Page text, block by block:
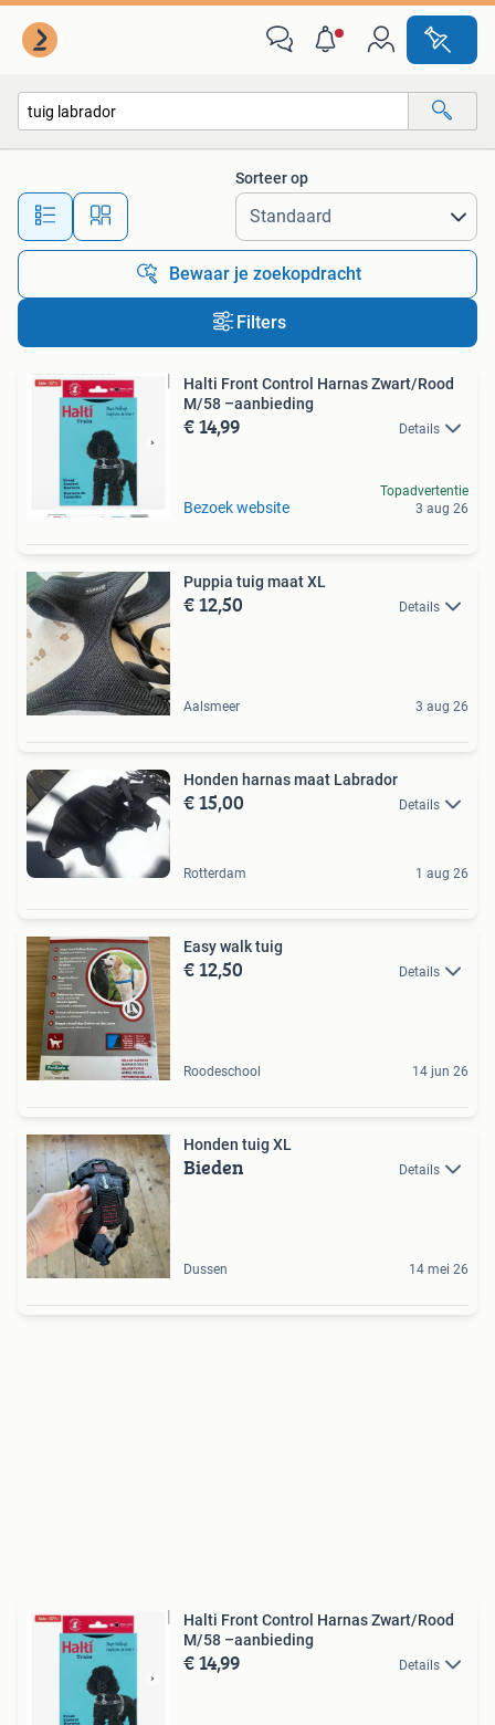
Alle afstanden…
Sorteer op
Bewaar je zoekopdracht
Filters
Halti Front Control Harnas Zwart/Rood
M/58 –aanbieding
€ 14,99 Details
Bezoek website
Topadvertentie
3 aug 26
Puppia tuig maat XL
€ 12,50 Details
Aalsmeer 3 aug 26
Honden harnas maat Labrador
€ 15,00 Details
Rotterdam 1 aug 26
Easy walk tuig
€ 12,50 Details
Roodeschool 14 jun 26
Honden tuig XL
Bieden Details
Dussen 14 mei 26
Halti Front Control Harnas Zwart/Rood
M/58 –aanbieding
€ 14,99 Details